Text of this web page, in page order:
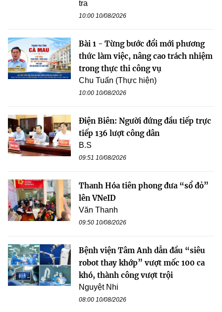
tra
10:00 10/08/2026
Bài 1 - Từng bước đổi mới phương
thức làm việc, nâng cao trách nhiệm
trong thực thi công vụ
Chu Tuấn (Thực hiện)
10:00 10/08/2026
Điện Biên: Người đứng đầu tiếp trực
tiếp 136 lượt công dân
B.S
09:51 10/08/2026
Thanh Hóa tiên phong đưa “sổ đỏ”
lên VNeID
Văn Thanh
09:50 10/08/2026
Bệnh viện Tâm Anh dẫn đầu “siêu
robot thay khớp” vượt mốc 100 ca
khó, thành công vượt trội
Nguyệt Nhi
08:00 10/08/2026